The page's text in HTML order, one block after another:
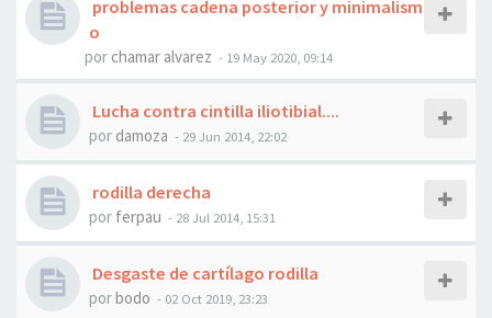
problemas cadena posterior y minimalism
o
por chamar alvarez - 19 May 2020, 09:14
Lucha contra cintilla iliotibial....
por damoza - 29 Jun 2014, 22:02
rodilla derecha
por ferpau - 28 Jul 2014, 15:31
Desgaste de cartílago rodilla
porbodo - 02 Oct 2019, 23:23